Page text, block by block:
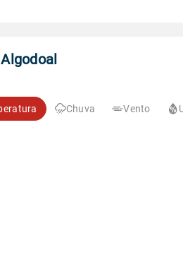
Chuva Vento